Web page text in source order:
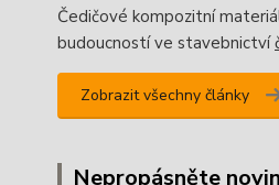
Čedičové kompozitní
budoucností ve stavebnictví
Zobrazit všechny články
Nepropásněte